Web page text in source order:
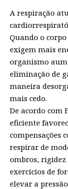
A respiração
Quando o
exigem mais
organismo
eliminação de
maneira
mais cedo.
De acordo com
eficiente
compensações
respirar de
ombros, rigidez
exercícios de
elevar a